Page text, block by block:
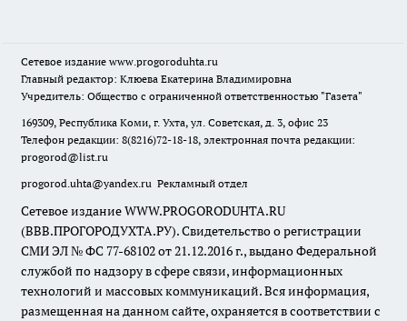
Сетевое издание www.progoroduhta.ru
Главный редактор: Клюева Екатерина Владимировна
Учредитель: Общество с ограниченной ответственностью "Газета"
169309, Республика Коми, г. Ухта, ул. Советская, д. 3, офис 23
Телефон редакции: 8(8216)72-18-18, электронная почта редакции:
progorod@list.ru
progorod.uhta@yandex.ru Рекламный отдел
Сетевое издание WWW.PROGORODUHTA.RU
(ВВВ.ПРОГОРОДУХТА.РУ). Свидетельство о регистрации
СМИ ЭЛ № ФС 77-68102 от 21.12.2016 г., выдано Федеральной
службой по надзору в сфере связи, информационных
технологий и массовых коммуникаций. Вся информация,
размещенная на данном сайте, охраняется в соответствии с